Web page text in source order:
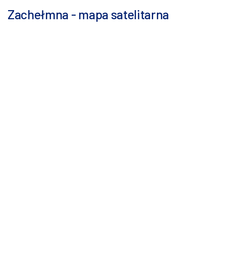
Zachełmna - mapa satelitarna